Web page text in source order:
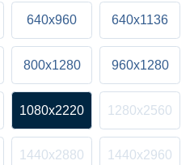
640x960 640x1136
800x1280 960x1280
1080x2220 1280x2560
1440x2880 1440x2960